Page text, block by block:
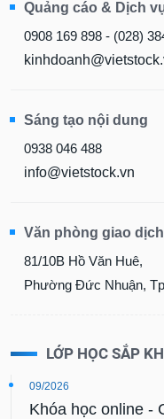
Quảng cáo & Dịch
0908 169 898 - (028)
Sáng tạo nội dung
0938 046 488
info@vietstock.vn
Văn phòng giao dịch
81/10B Hồ Văn Huê,
Phường Đức Nhuận,
LỚP HỌC SẮP
09/2026
Khóa học online -